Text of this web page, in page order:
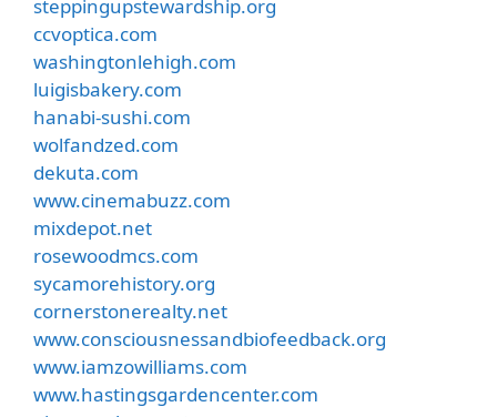
steppingupstewardship.org
ccvoptica.com
washingtonlehigh.com
luigisbakery.com
hanabi-sushi.com
wolfandzed.com
dekuta.com
www.cinemabuzz.com
mixdepot.net
rosewoodmcs.com
sycamorehistory.org
cornerstonerealty.net
www.consciousnessandbiofeedback.org
www.iamzowilliams.com
www.hastingsgardencenter.com